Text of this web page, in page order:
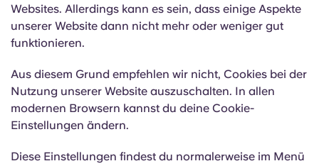
Websites. Allerdings kann es sein, dass einige Aspekte
unserer Website dann nicht mehr oder weniger gut
funktionieren.
Aus diesem Grund empfehlen wir nicht, Cookies bei der
Nutzung unserer Website auszuschalten. In allen
modernen Browsern kannst du deine Cookie-
Einstellungen ändern.
Diese Einstellungen findest du normalerweise im Menü